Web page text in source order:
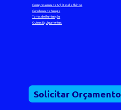
Compressores de Ar | Diesel e Elérico
Geradores de Energia
Torres de Iluminação
Outros Equipamentos
Solicitar Orçamento